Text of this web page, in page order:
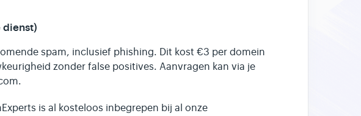
dienst)
spam, inclusief phishing. Dit kost €3 per domein
zonder false positives. Aanvragen kan via je
is al kosteloos inbegrepen bij al onze